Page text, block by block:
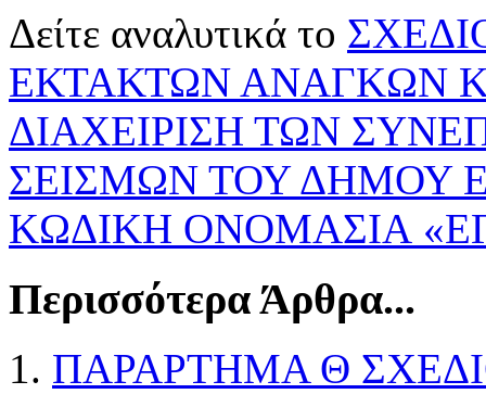
Δείτε αναλυτικά το
ΕΚΤΑΚΤΩΝ ΑΝΑΓΚΩΝ
ΔΙΑΧΕΙΡΙΣΗ ΤΩΝ
ΣΕΙΣΜΩΝ ΤΟΥ ΔΗΜΟΥ
ΚΩΔΙΚΗ ΟΝΟΜΑΣΙΑ
Περισσότερα Άρθρα...
ΠΑΡΑΡΤΗΜΑ Θ